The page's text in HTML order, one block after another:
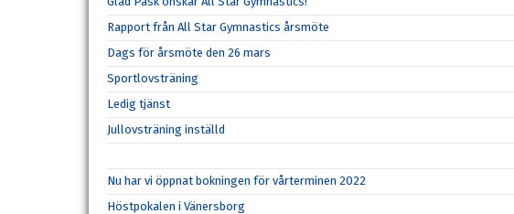
Rapport från All Star Gymnastics årsmöte
Dags för årsmöte den 26 mars
Sportlovsträning
Ledig tjänst
Jullovsträning inställd
Nu har vi öppnat bokningen för vårterminen 2022
Höstpokalen i Vänersborg